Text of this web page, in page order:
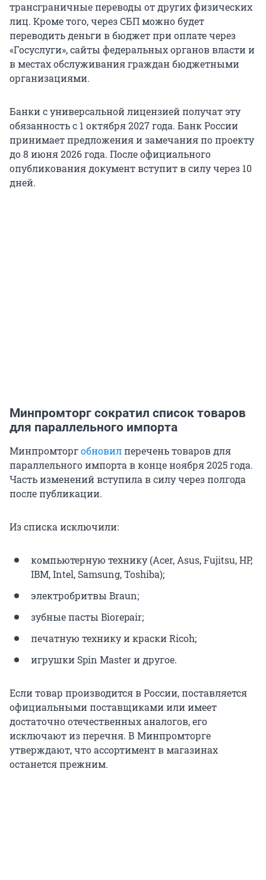
трансграничные переводы от других физических
лиц. Кроме того, через СБП можно будет
переводить деньги в бюджет при оплате через
«Госуслуги», сайты федеральных органов власти и
в местах обслуживания граждан бюджетными
организациями.
Банки с универсальной лицензией получат эту
обязанность с 1 октября 2027 года. Банк России
принимает предложения и замечания по проекту
до 8 июня 2026 года. После официального
опубликования документ вступит в силу через 10
дней.
Минпромторг сократил список товаров
для параллельного импорта
Минпромторгобновилперечень товаров для
параллельного импорта в конце ноября 2025 года.
Часть изменений вступила в силу через полгода
после публикации.
Из списка исключили:
компьютерную технику (Acer, Asus, Fujitsu, HP,
IBM, Intel, Samsung, Toshiba);
электробритвы Braun;
зубные пасты Biorepair;
печатную технику и краски Ricoh;
игрушки Spin Master и другое.
Если товар производится в России, поставляется
официальными поставщиками или имеет
достаточно отечественных аналогов, его
исключают из перечня. В Минпромторге
утверждают, что ассортимент в магазинах
останется прежним.